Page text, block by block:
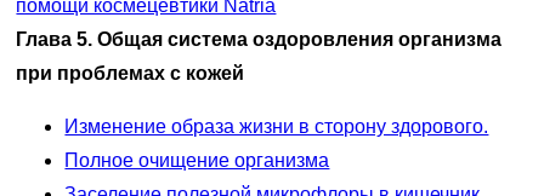
помощи космецевтики Natria
Глава 5. Общая система оздоровления организма
при проблемах с кожей
Изменение образа жизни в сторону здорового.
Полное очищение организма